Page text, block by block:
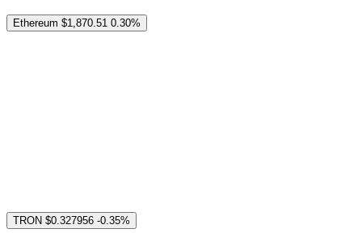
Ethereum $1,870.51 0.30%
TRON $0.327956 -0.35%